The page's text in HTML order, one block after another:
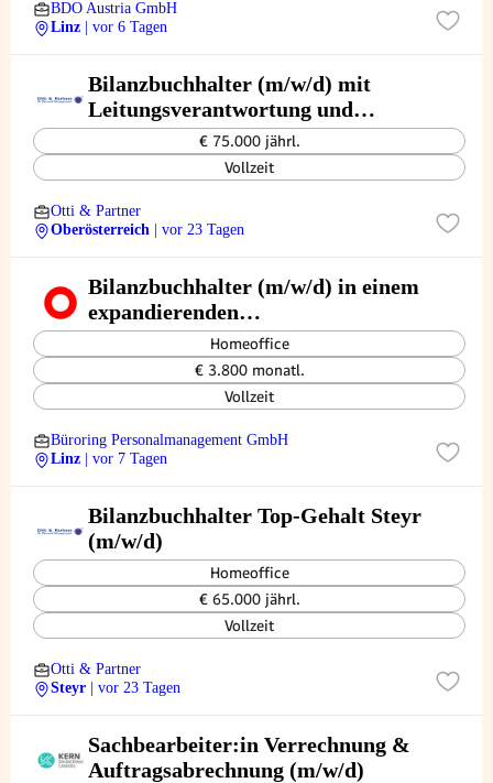
BDO Austria GmbH
Linz
| vor 6 Tagen
Bilanzbuchhalter (m/w/d) mit
Leitungsverantwortung und
Controlling-Expertise
€ 75.000 jährl.
Vollzeit
Otti & Partner
Oberösterreich
| vor 23 Tagen
Bilanzbuchhalter (m/w/d) in einem
expandierenden
Unternehmensumfeld
Homeoffice
€ 3.800 monatl.
Vollzeit
Büroring Personalmanagement GmbH
Linz
| vor 7 Tagen
Bilanzbuchhalter Top-Gehalt Steyr
(m/w/d)
Homeoffice
€ 65.000 jährl.
Vollzeit
Otti & Partner
Steyr
| vor 23 Tagen
Sachbearbeiter:in Verrechnung &
Auftragsabrechnung (m/w/d)